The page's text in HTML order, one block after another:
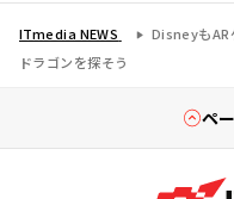
ITmedia NEWS
DisneyもAR
ドラゴンを探そう
ペ